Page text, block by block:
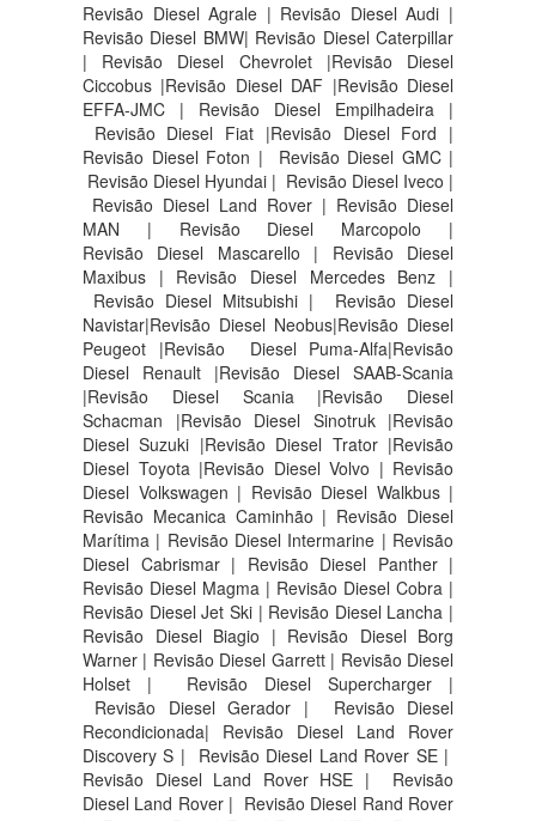
Revisão Diesel Agrale | Revisão Diesel Audi |
Revisão Diesel BMW| Revisão Diesel Caterpillar
| Revisão Diesel Chevrolet |Revisão Diesel
Ciccobus |Revisão Diesel DAF |Revisão Diesel
EFFA-JMC | Revisão Diesel Empilhadeira |
Revisão Diesel Fiat |Revisão Diesel Ford |
Revisão Diesel Foton | Revisão Diesel GMC |
Revisão Diesel Hyundai | Revisão Diesel Iveco |
Revisão Diesel Land Rover | Revisão Diesel
MAN | Revisão Diesel Marcopolo |
Revisão Diesel Mascarello | Revisão Diesel
Maxibus | Revisão Diesel Mercedes Benz |
Revisão Diesel Mitsubishi | Revisão Diesel
Navistar|Revisão Diesel Neobus|Revisão Diesel
Peugeot |Revisão Diesel Puma-Alfa|Revisão
Diesel Renault |Revisão Diesel SAAB-Scania
|Revisão Diesel Scania |Revisão Diesel
Schacman |Revisão Diesel Sinotruk |Revisão
Diesel Suzuki |Revisão Diesel Trator |Revisão
Diesel Toyota |Revisão Diesel Volvo | Revisão
Diesel Volkswagen | Revisão Diesel Walkbus |
Revisão Mecanica Caminhão | Revisão Diesel
Marítima | Revisão Diesel Intermarine | Revisão
Diesel Cabrismar | Revisão Diesel Panther |
Revisão Diesel Magma | Revisão Diesel Cobra |
Revisão Diesel Jet Ski | Revisão Diesel Lancha |
Revisão Diesel Biagio | Revisão Diesel Borg
Warner | Revisão Diesel Garrett | Revisão Diesel
Holset | Revisão Diesel Supercharger |
Revisão Diesel Gerador | Revisão Diesel
Recondicionada| Revisão Diesel Land Rover
Discovery S |
Revisão Diesel Land Rover SE |
Revisão Diesel Land Rover HSE |
Revisão
Diesel Land Rover | Revisão Diesel Rand Rover